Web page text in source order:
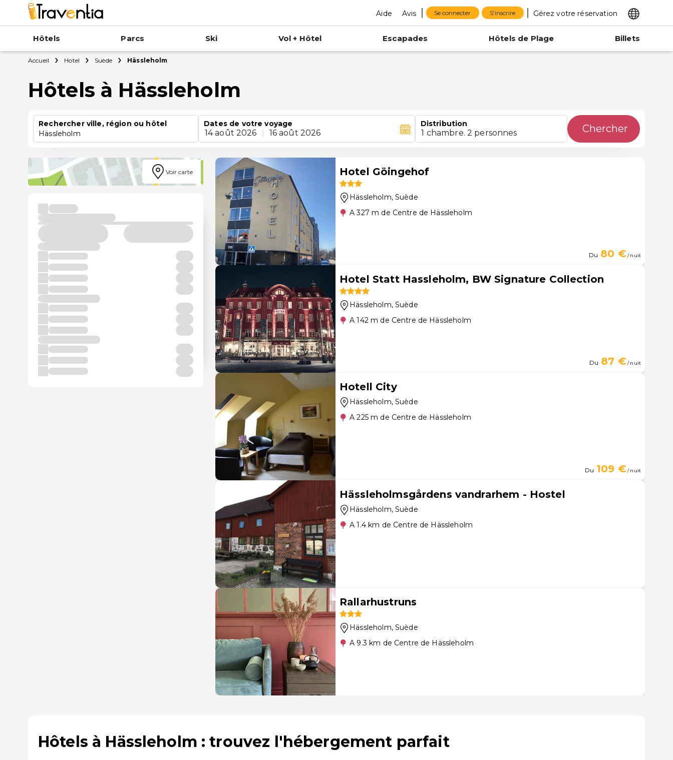
Aide Avis Se connecter S'inscrire Gérez votre réservation
Hôtels Parcs Ski Vol + Hôtel Escapades Hôtels de Plage Billets
Accueil Hotel Suède Hässleholm
Hôtels à Hässleholm
Rechercher ville, région ou hôtel
Hässleholm
Dates de votre voyage
14 août 2026 16 août 2026
Distribution
1 chambre. 2 personnes Chercher
Voir carte Hotel Göingehof
Hässleholm, Suède
A 327 m de Centre de Hässleholm
Du 80 €/ nuit
Hotel Statt Hassleholm, BW Signature Collection
Hässleholm, Suède
A 142 m de Centre de Hässleholm
Du 87 €/ nuit
Hotell City
Hässleholm, Suède
A 225 m de Centre de Hässleholm
Du 109 €/ nuit
Hässleholmsgårdens vandrarhem - Hostel
Hässleholm, Suède
A 1.4 km de Centre de Hässleholm
Rallarhustruns
Hässleholm, Suède
A 9.3 km de Centre de Hässleholm
Hôtels à Hässleholm : trouvez l'hébergement parfait